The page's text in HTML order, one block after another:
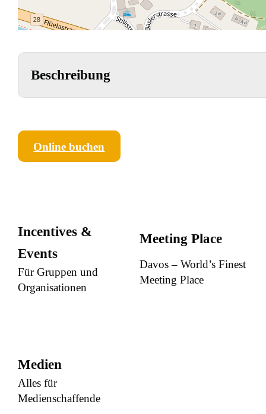
Beschreibung
Online buchen
Incentives &
Events
Für Gruppen und
Organisationen
Meeting Place
Davos – World’s Finest
Meeting Place
Medien
Alles für
Medienschaffende